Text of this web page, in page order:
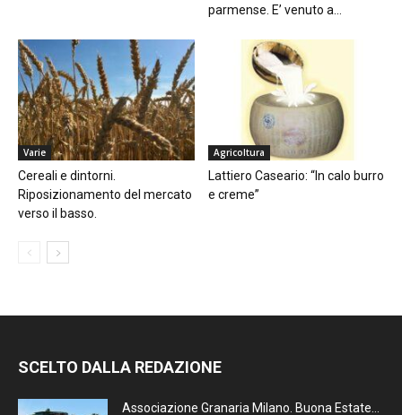
parmense. E’ venuto a...
Varie
Cereali e dintorni.
Riposizionamento del mercato
verso il basso.
Agricoltura
Lattiero Caseario: “In calo burro
e creme”
SCELTO DALLA REDAZIONE
Associazione Granaria Milano. Buona Estate…